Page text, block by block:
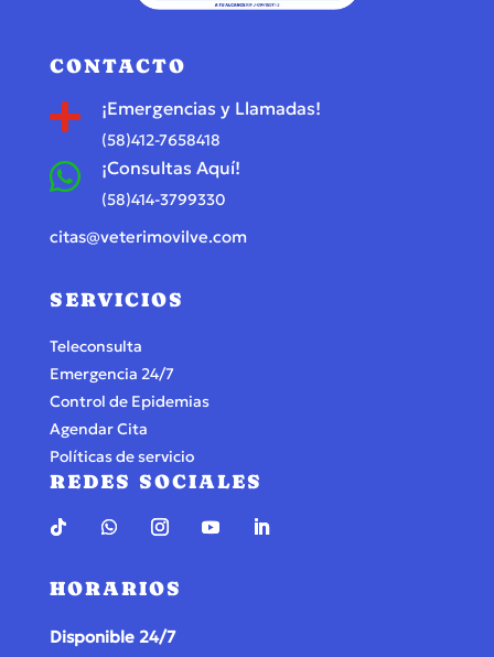
CONTACTO
 ¡Emergencias y Llamadas!
(58)412-7658418
 ¡Consultas Aquí!
(58)414-3799330
citas@veterimovilve.com
SERVICIOS
Teleconsulta
Emergencia 24/7
Control de Epidemias
Agendar Cita
Políticas de servicio
REDES SOCIALES
HORARIOS
Disponible 24/7